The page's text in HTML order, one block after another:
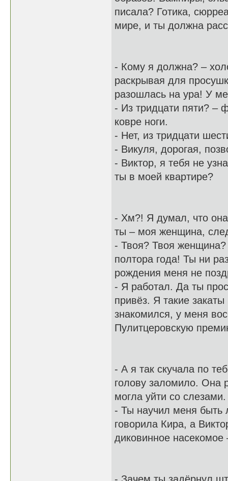
писала? Готика,
мире, и ты должна
- Кому я должна? –
раскрывая для
разошлась на ура! У
- Из тридцати пяти? –
ковре ноги.
- Нет, из тридцати
- Викуля, дорогая,
- Виктор, я тебя не
ты в моей квартире?
- Хм?! Я думал, что
ты – моя женщина,
- Твоя? Твоя
полтора года! Ты ни
рождения меня не
- Я работал. Да ты
привёз. Я такие
знакомился, у меня
Пулитцеровскую
- А я так скучала по
голову заломило. Она
могла уйти со слезами.
- Ты научил меня быть
говорила Кира, а
диковинное насекомое